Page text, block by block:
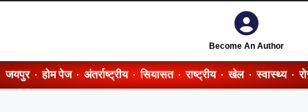
Become An Author
जयपुर होम पेज अंतर्राष्ट्रीय सियासत राष्ट्रीय खेल स्वास्थ्य